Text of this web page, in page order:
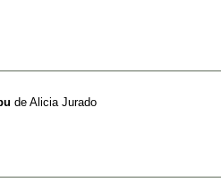
de Alicia Jurado